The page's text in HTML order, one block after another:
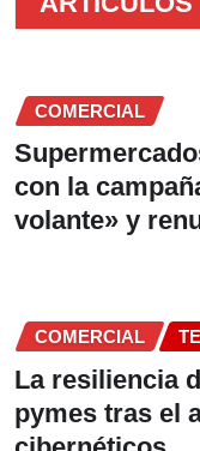
COMERCIAL
con la
volante» y
COMERCIAL
La resiliencia
pymes tras el